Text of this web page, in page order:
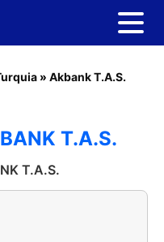
» Akbank T.A.S.
T.A.S.
T.A.S.